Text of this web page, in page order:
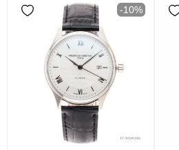
70 tiếng
-10%